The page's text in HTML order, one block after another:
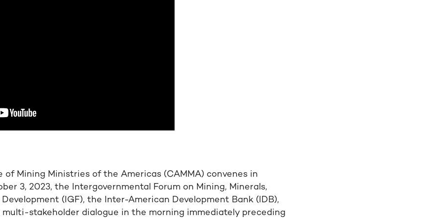
of Mining Ministries of the Americas (CAMMA) convenes in
3, 2023, the Intergovernmental Forum on Mining, Minerals,
(IGF), the Inter-American Development Bank (IDB),
multi-stakeholder dialogue in the morning immediately preceding